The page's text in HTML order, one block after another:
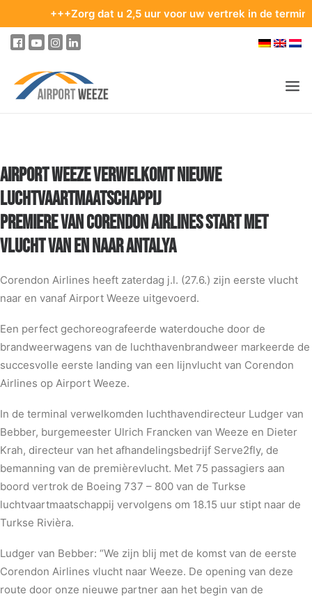
+++Zorg dat u 2,5 uur voor uw vertrek in de terminal
VLIEGEN
VAN EN NAAR DE LUCHTHAVEN
PARKEREN
OP DE LUCHTHAVEN
ONZE BESTEMMINGEN
BLOG
AIRPORT WEEZE VERWELKOMT NIEUWE
LUCHTVAARTMAATSCHAPPIJ
PREMIERE VAN CORENDON AIRLINES START MET
VLUCHT VAN EN NAAR ANTALYA
Corendon Airlines heeft zaterdag j.l. (27.6.) zijn eerste vlucht
naar en vanaf Airport Weeze uitgevoerd.
Een perfect gechoreografeerde waterdouche door de
brandweerwagens van de luchthavenbrandweer markeerde de
succesvolle eerste landing van een lijnvlucht van Corendon
Airlines op Airport Weeze.
In de terminal verwelkomden luchthavendirecteur Ludger van
Bebber, burgemeester Ulrich Francken van Weeze en Dieter
Krah, directeur van het afhandelingsbedrijf Serve2fly, de
bemanning van de premièrevlucht. Met 75 passagiers aan
boord vertrok de Boeing 737 – 800 van de Turkse
luchtvaartmaatschappij vervolgens om 18.15 uur stipt naar de
Turkse Rivièra.
Ludger van Bebber: “We zijn blij met de komst van de eerste
Corendon Airlines vlucht naar Weeze. De opening van deze
route door onze nieuwe partner aan het begin van de